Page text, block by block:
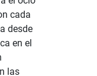
cada
desde
en el
las